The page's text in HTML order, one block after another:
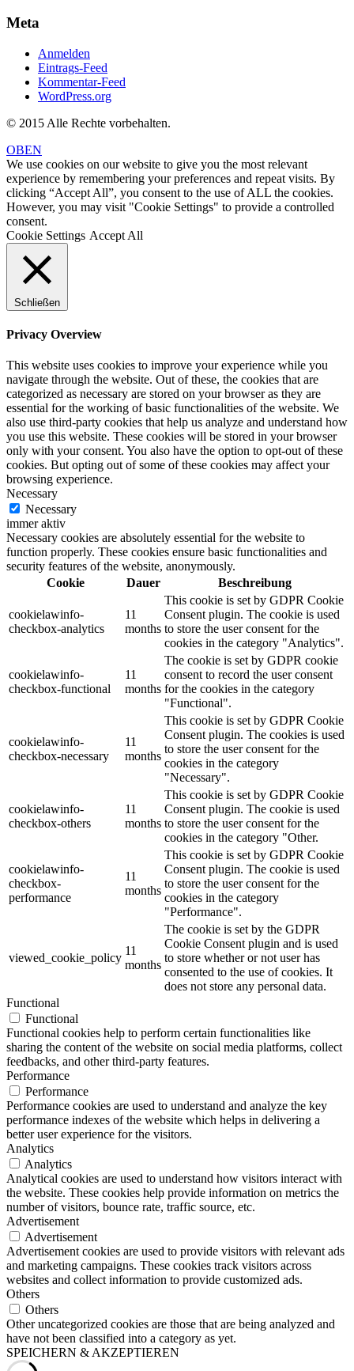
Meta
Anmelden
Eintrags-Feed
Kommentar-Feed
WordPress.org
© 2015 Alle Rechte vorbehalten.
OBEN
We use cookies on our website to give you the most relevant
experience by remembering your preferences and repeat visits. By
clicking “Accept All”, you consent to the use of ALL the cookies.
However, you may visit "Cookie Settings" to provide a controlled
consent.
Cookie Settings Accept All
Schließen
Privacy Overview
This website uses cookies to improve your experience while you
navigate through the website. Out of these, the cookies that are
categorized as necessary are stored on your browser as they are
essential for the working of basic functionalities of the website. We
also use third-party cookies that help us analyze and understand how
you use this website. These cookies will be stored in your browser
only with your consent. You also have the option to opt-out of these
cookies. But opting out of some of these cookies may affect your
browsing experience.
Necessary
Necessary
immer aktiv
Necessary cookies are absolutely essential for the website to
function properly. These cookies ensure basic functionalities and
security features of the website, anonymously.
Cookie
Dauer Beschreibung
cookielawinfo-
checkbox-analytics
11
months
This cookie is set by GDPR Cookie
Consent plugin. The cookie is used
to store the user consent for the
cookies in the category "Analytics".
cookielawinfo-
checkbox-functional
11
months
The cookie is set by GDPR cookie
consent to record the user consent
for the cookies in the category
"Functional".
cookielawinfo-
checkbox-necessary
11
months
This cookie is set by GDPR Cookie
Consent plugin. The cookies is used
to store the user consent for the
cookies in the category
"Necessary".
cookielawinfo-
checkbox-others
11
months
This cookie is set by GDPR Cookie
Consent plugin. The cookie is used
to store the user consent for the
cookies in the category "Other.
cookielawinfo-
checkbox-
performance
11
months
This cookie is set by GDPR Cookie
Consent plugin. The cookie is used
to store the user consent for the
cookies in the category
"Performance".
viewed_cookie_policy
11
months
The cookie is set by the GDPR
Cookie Consent plugin and is used
to store whether or not user has
consented to the use of cookies. It
does not store any personal data.
Functional
Functional
Functional cookies help to perform certain functionalities like
sharing the content of the website on social media platforms, collect
feedbacks, and other third-party features.
Performance
Performance
Performance cookies are used to understand and analyze the key
performance indexes of the website which helps in delivering a
better user experience for the visitors.
Analytics
Analytics
Analytical cookies are used to understand how visitors interact with
the website. These cookies help provide information on metrics the
number of visitors, bounce rate, traffic source, etc.
Advertisement
Advertisement
Advertisement cookies are used to provide visitors with relevant ads
and marketing campaigns. These cookies track visitors across
websites and collect information to provide customized ads.
Others
Others
Other uncategorized cookies are those that are being analyzed and
have not been classified into a category as yet.
SPEICHERN & AKZEPTIEREN